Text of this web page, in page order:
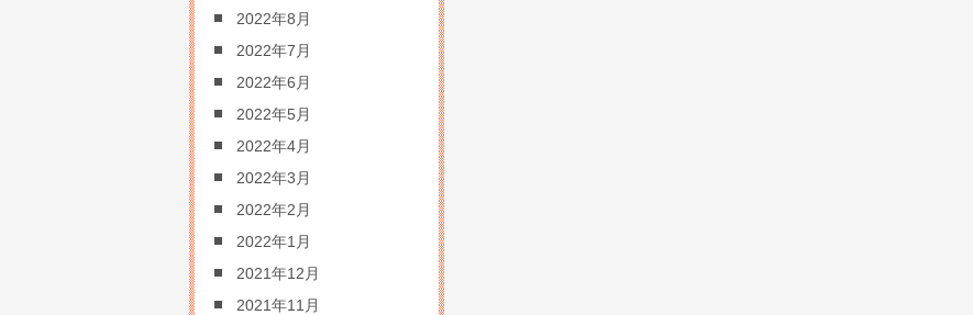
2022年8月
2022年7月
2022年6月
2022年5月
2022年4月
2022年3月
2022年2月
2022年1月
2021年12月
2021年11月